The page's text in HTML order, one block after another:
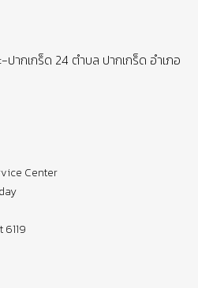
กเกร็ด 24 ตำบล ปากเกร็ด อำเภอ
Center